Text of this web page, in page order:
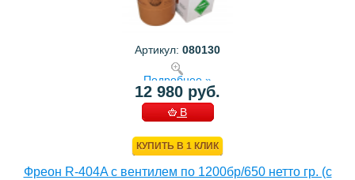
Артикул: 080130
Подробнее »
12 980 руб.
В
КУПИТЬ В 1 КЛИК
Фреон R-404A с вентилем по 1200бр/650 нетто гр. (с